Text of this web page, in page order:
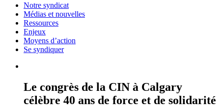
Notre syndicat
Médias et nouvelles
Ressources
Enjeux
Moyens d’action
Se syndiquer
Le congrès de la CIN à Calgary
célèbre 40 ans de force et de solidarité